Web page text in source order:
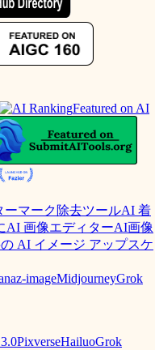
Featured on AI
ーマーク除去ツールAI 着
AI 画像エディターAI画像
AI イメージ アップスケ
z-imageMidjourneyGrok
PixverseHailuoGrok